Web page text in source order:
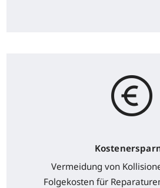
Vermeidung von
Folgekosten für